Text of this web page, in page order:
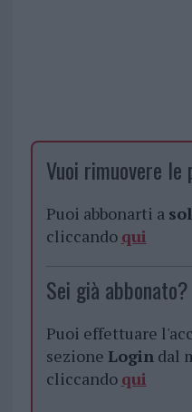
Vuoi rimuovere
Puoi abbonarti a
cliccando qui
Sei già abbonato?
Puoi effettuare
sezione Logindal
cliccando qui